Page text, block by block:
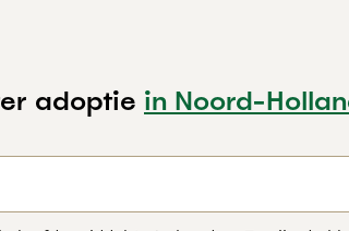
adoptie in Noord-